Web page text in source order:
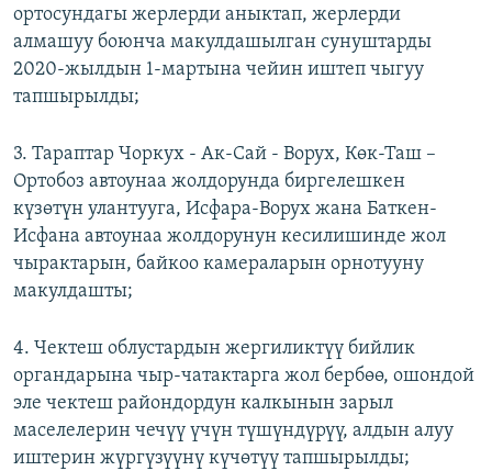
ортосундагы жерлерди аныктап, жерлерди
алмашуу боюнча макулдашылган сунуштарды
2020-жылдын 1-мартына чейин иштеп чыгуу
тапшырылды;
3. Тараптар Чоркух - Ак-Сай - Ворух, Көк-Таш –
Ортобоз автоунаа жолдорунда биргелешкен
күзөтүн улантууга, Исфара-Ворух жана Баткен-
Исфана автоунаа жолдорунун кесилишинде жол
чырактарын, байкоо камераларын орнотууну
макулдашты;
4. Чектеш облустардын жергиликтүү бийлик
органдарына чыр-чатактарга жол бербөө, ошондой
эле чектеш райондордун калкынын зарыл
маселелерин чечүү үчүн түшүндүрүү, алдын алуу
иштерин жүргүзүүнү күчөтүү тапшырылды;